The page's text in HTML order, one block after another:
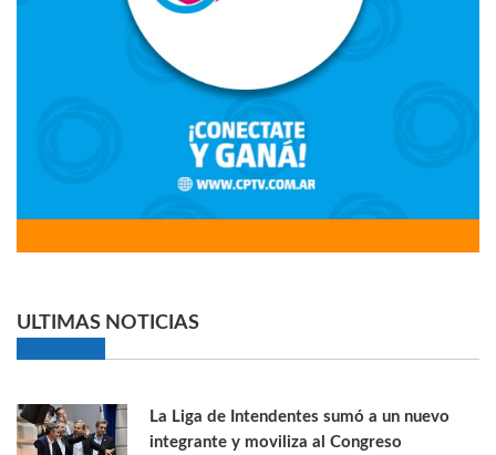
ULTIMAS NOTICIAS
La Liga de Intendentes sumó a un nuevo
integrante y moviliza al Congreso